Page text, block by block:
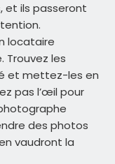
et ils passeront
locataire
Trouvez les
et mettez-les en
pas l’œil pour
des photos
vaudront la